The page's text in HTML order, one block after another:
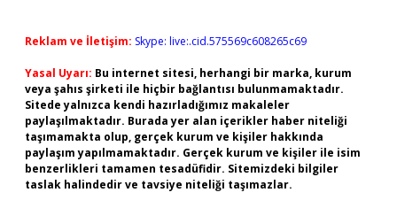
Reklam ve İletişim: Skype: live:.cid.575569c608265c69
Yasal Uyarı: Bu internet sitesi, herhangi bir marka, kurum
veya şahıs şirketi ile hiçbir bağlantısı bulunmamaktadır.
Sitede yalnızca kendi hazırladığımız makaleler
paylaşılmaktadır. Burada yer alan içerikler haber niteliği
taşımamakta olup, gerçek kurum ve kişiler hakkında
paylaşım yapılmamaktadır. Gerçek kurum ve kişiler ile isim
benzerlikleri tamamen tesadüfidir. Sitemizdeki bilgiler
taslak halindedir ve tavsiye niteliği taşımazlar.